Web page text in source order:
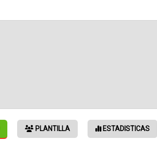
PLANTILLA ESTADISTICAS